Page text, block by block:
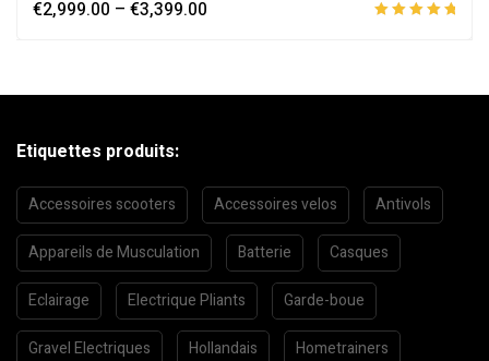
€2,999.00 – €3,399.00
Etiquettes produits:
Accessoires scooters Accessoires velos Antivols
Appareils de Musculation Batterie Casques
Eclairage Electrique Pliants Garde-boue
Gravel Electriques Hollandais Hometrainers